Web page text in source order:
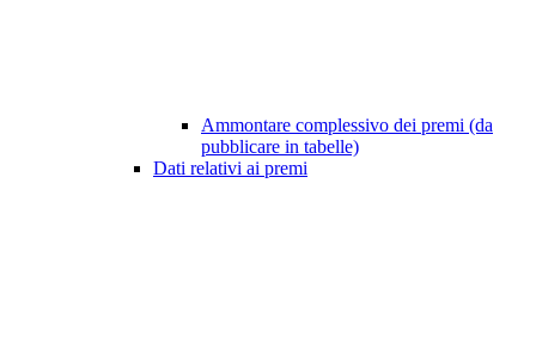
Ammontare complessivo dei premi (da
pubblicare in tabelle)
Dati relativi ai premi